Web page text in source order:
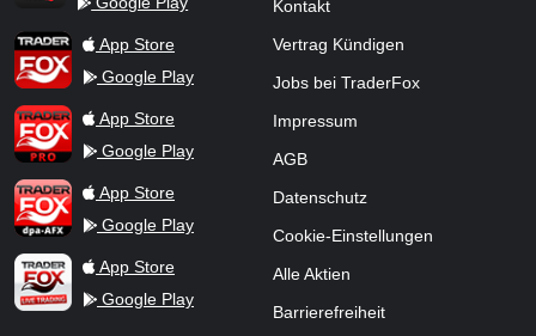
TraderFox Flash
TraderFox AppApp Store
Google Play
TraderFox ProApp Store
Google Play
TraderFox dpa-AFX ProFeed
App Store
Google Play
TraderFox Live Trading
App Store
Google Play
Kontakt
Vertrag Kündigen
Jobs bei TraderFox
Impressum
AGB
Datenschutz
Cookie-Einstellungen
Alle Aktien
Barrierefreiheit